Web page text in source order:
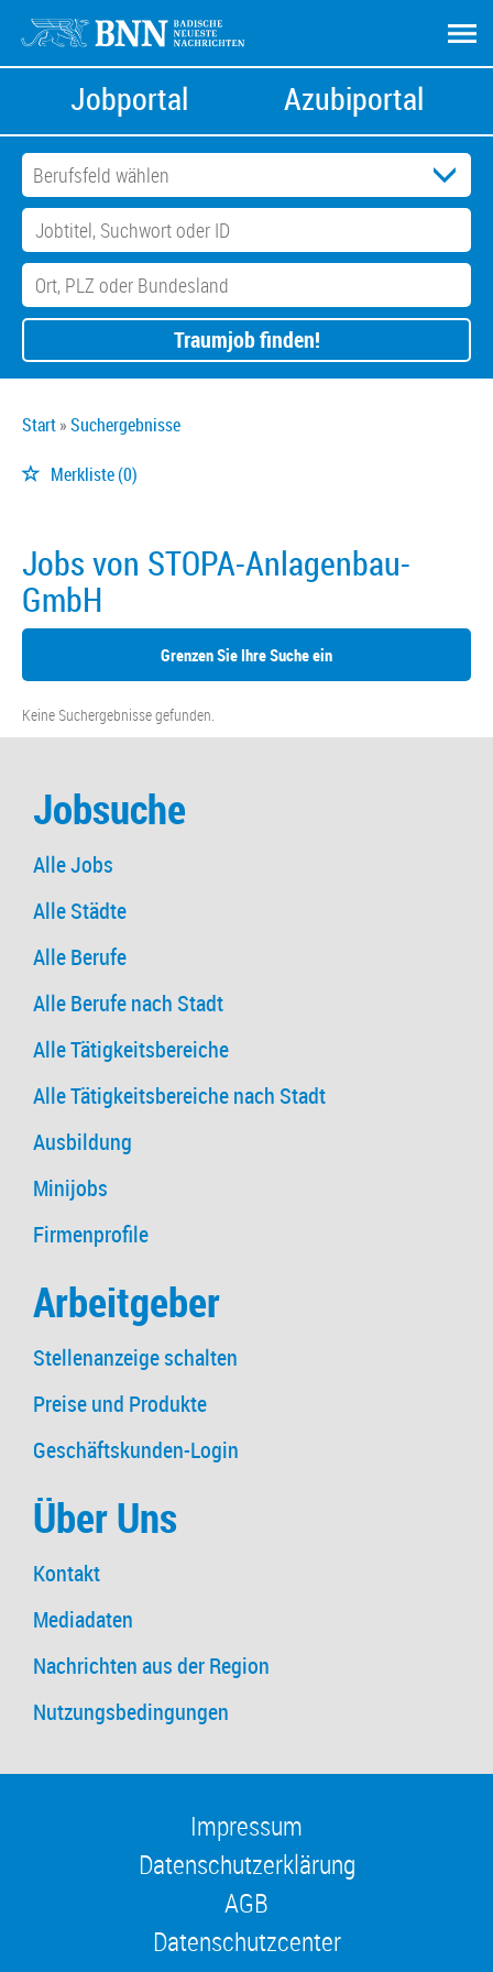
Jobportal Azubiportal
Traumjob finden!
Start Suchergebnisse
Merkliste(0)
Jobs von STOPA-Anlagenbau-
GmbH
Grenzen Sie Ihre Suche ein
Keine Suchergebnisse gefunden.
Jobsuche
Alle Jobs
Alle Städte
Alle Berufe
Alle Berufe nach Stadt
Alle Tätigkeitsbereiche
Alle Tätigkeitsbereiche nach Stadt
Ausbildung
Minijobs
Firmenprofile
Arbeitgeber
Stellenanzeige schalten
Preise und Produkte
Geschäftskunden-Login
Über Uns
Kontakt
Mediadaten
Nachrichten aus der Region
Nutzungsbedingungen
Impressum
Datenschutzerklärung
AGB
Datenschutzcenter